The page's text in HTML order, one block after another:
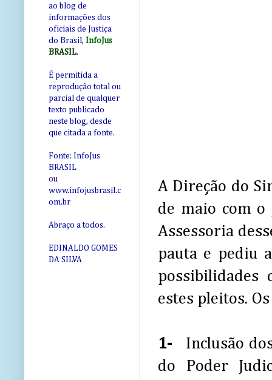
A Direção do
de maio com o
Assessoria
pauta e pediu
possibilidades
estes pleitos.
1- Inclusão
do Poder
ao blog de
informações dos
oficiais de Justiça
do Brasil, InfoJus
BRASIL.
É permitida a
reprodução total ou
parcial de qualquer
texto publicado
neste blog, desde
que citada a fonte.
Fonte: InfoJus
BRASIL
ou
www.infojusbrasil.c
om.br
Abraço a todos.
EDINALDO GOMES
DA SILVA